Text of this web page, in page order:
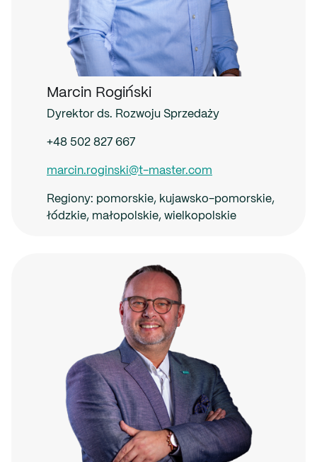
Marcin Rogiński
Dyrektor ds. Rozwoju Sprzedaży
+48 502 827 667
marcin.roginski@t-master.com
Regiony: pomorskie, kujawsko-pomorskie,
łódzkie, małopolskie, wielkopolskie